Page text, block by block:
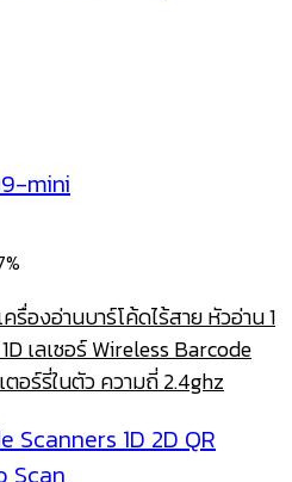
รื่องอ่านบาร์โค้ดไร้สาย หัวอ่าน 1
เลเซอร์ Wireless Barcode
อร์รี่ในตัว ความถี่ 2.4ghz